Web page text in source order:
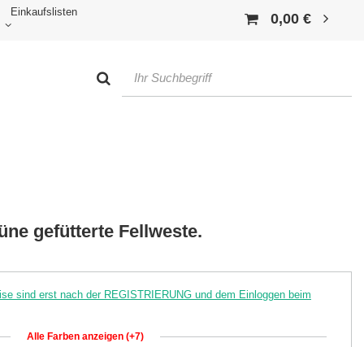
Einkaufslisten 0,00 €
gefütterte Fellweste.
sind erst nach der REGISTRIERUNG und dem Einloggen beim
Alle Farben anzeigen (+7)